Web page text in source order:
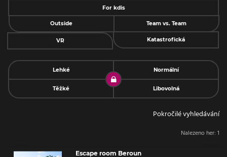
For kdis
Outside Team vs. Team
VR Katastrofická
Lehké Normální
Těžké Libovolná
Pokročilé vyhledávání
Nalezeno her: 1
Escape room Beroun